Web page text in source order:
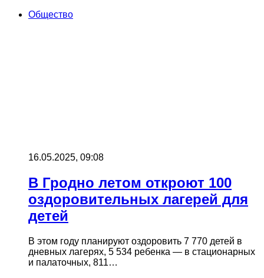
Общество
16.05.2025, 09:08
В Гродно летом откроют 100
оздоровительных лагерей для
детей
В этом году планируют оздоровить 7 770 детей в
дневных лагерях, 5 534 ребенка — в стационарных
и палаточных, 811…